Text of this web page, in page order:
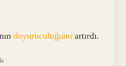
doyuruculuğunu artırdı.